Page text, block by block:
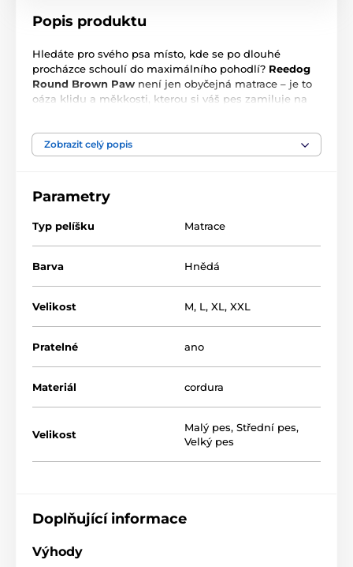
Popis produktu
Hledáte pro svého psa místo, kde se po dlouhé
procházce schoulí do maximálního pohodlí? Reedog
Round Brown Paw není jen obyčejná matrace – je to
oáza klidu a měkkosti, kterou si váš pes zamiluje na
Odolnost na prvním místě:
odolá i občasnému hrabání nebo škrábání drápků.
ho hodíte do pračky a je jako nový.
Prvotřídní zpracování:
Precizní šití zaručuje, že
Zobrazit celý popis
Parametry
Typ pelíšku Matrace
Barva Hnědá
Velikost M, L, XL, XXL
Pratelné ano
Materiál cordura
Velikost
Malý pes, Střední pes,
Velký pes
Doplňující informace
Výhody